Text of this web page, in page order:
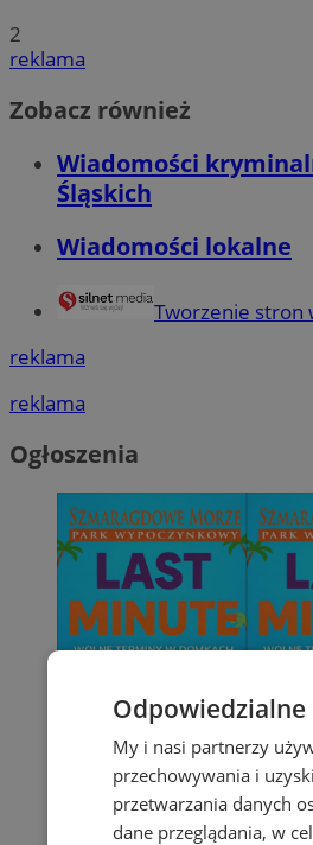
2
reklama
Zobacz również
Wiadomości
Śląskich
Wiadomości lokalne
Tworzenie stron
reklama
reklama
Ogłoszenia
Odpowiedzialne
My i nasi partnerzy
przechowywania i
przetwarzania danych
dane przeglądania, w